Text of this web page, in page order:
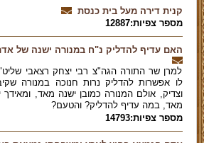
קנית דירה מעל בית כנסת
מספר צפיות:12887
האם עדיף להדליק נ"ח במנורה ישנה של
למרן שר התורה הגה"צ רבי יצחק רצאבי
לו אפשרות להדליק נרות חנוכה במנורה
וצדיק, אולם המנורה כמובן ישנה מאד, ומאידך
מאד, במה עדיף להדליק? והטעם?
מספר צפיות:14793